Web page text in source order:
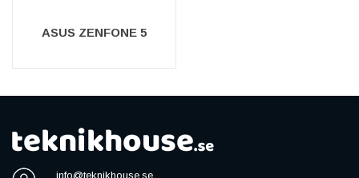
ASUS ZENFONE 5
info@teknikhouse.se